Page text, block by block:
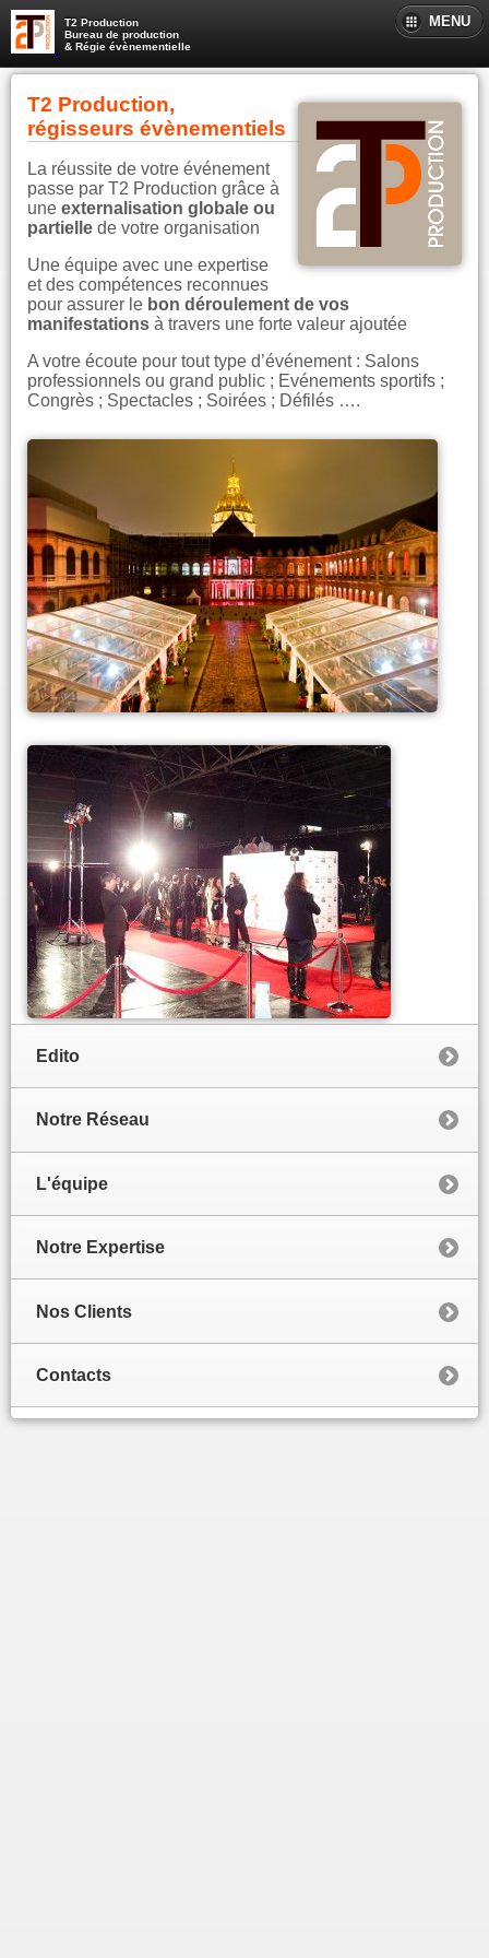
T2 Production
Bureau de production
& Régie évènementielle
MENU
T2 Production,
régisseurs évènementiels
La réussite de votre événement
passe par T2 Production grâce à
uneexternalisation globale ou
partielle de votre organisation
Une équipe avec une expertise
et des compétences reconnues
pour assurer le bon déroulement de vos
manifestations à travers une forte valeur ajoutée
A votre écoute pour tout type d’événement : Salons
professionnels ou grand public ; Evénements sportifs ;
Congrès ; Spectacles ; Soirées ; Défilés ….
Edito
Notre Réseau
L'équipe
Notre Expertise
Nos Clients
Contacts